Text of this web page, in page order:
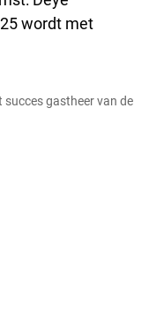
wordt met
succes gastheer van de